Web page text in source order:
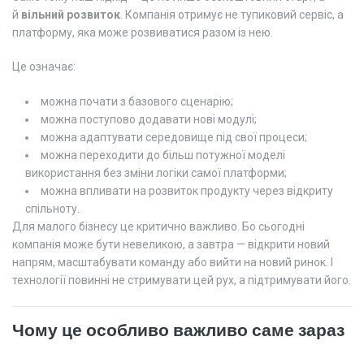
й вільний розвиток . Компанія отримує не тупиковий сервіс, а
платформу, яка може розвиватися разом із нею.
Це означає:
можна почати з базового сценарію;
можна поступово додавати нові модулі;
можна адаптувати середовище під свої процеси;
можна переходити до більш потужної моделі
використання без зміни логіки самої платформи;
можна впливати на розвиток продукту через відкриту
спільноту.
Для малого бізнесу це критично важливо. Бо сьогодні
компанія може бути невеликою, а завтра — відкрити новий
напрям, масштабувати команду або вийти на новий ринок. І
технології повинні не стримувати цей рух, а підтримувати його.
Чому це особливо важливо саме зараз